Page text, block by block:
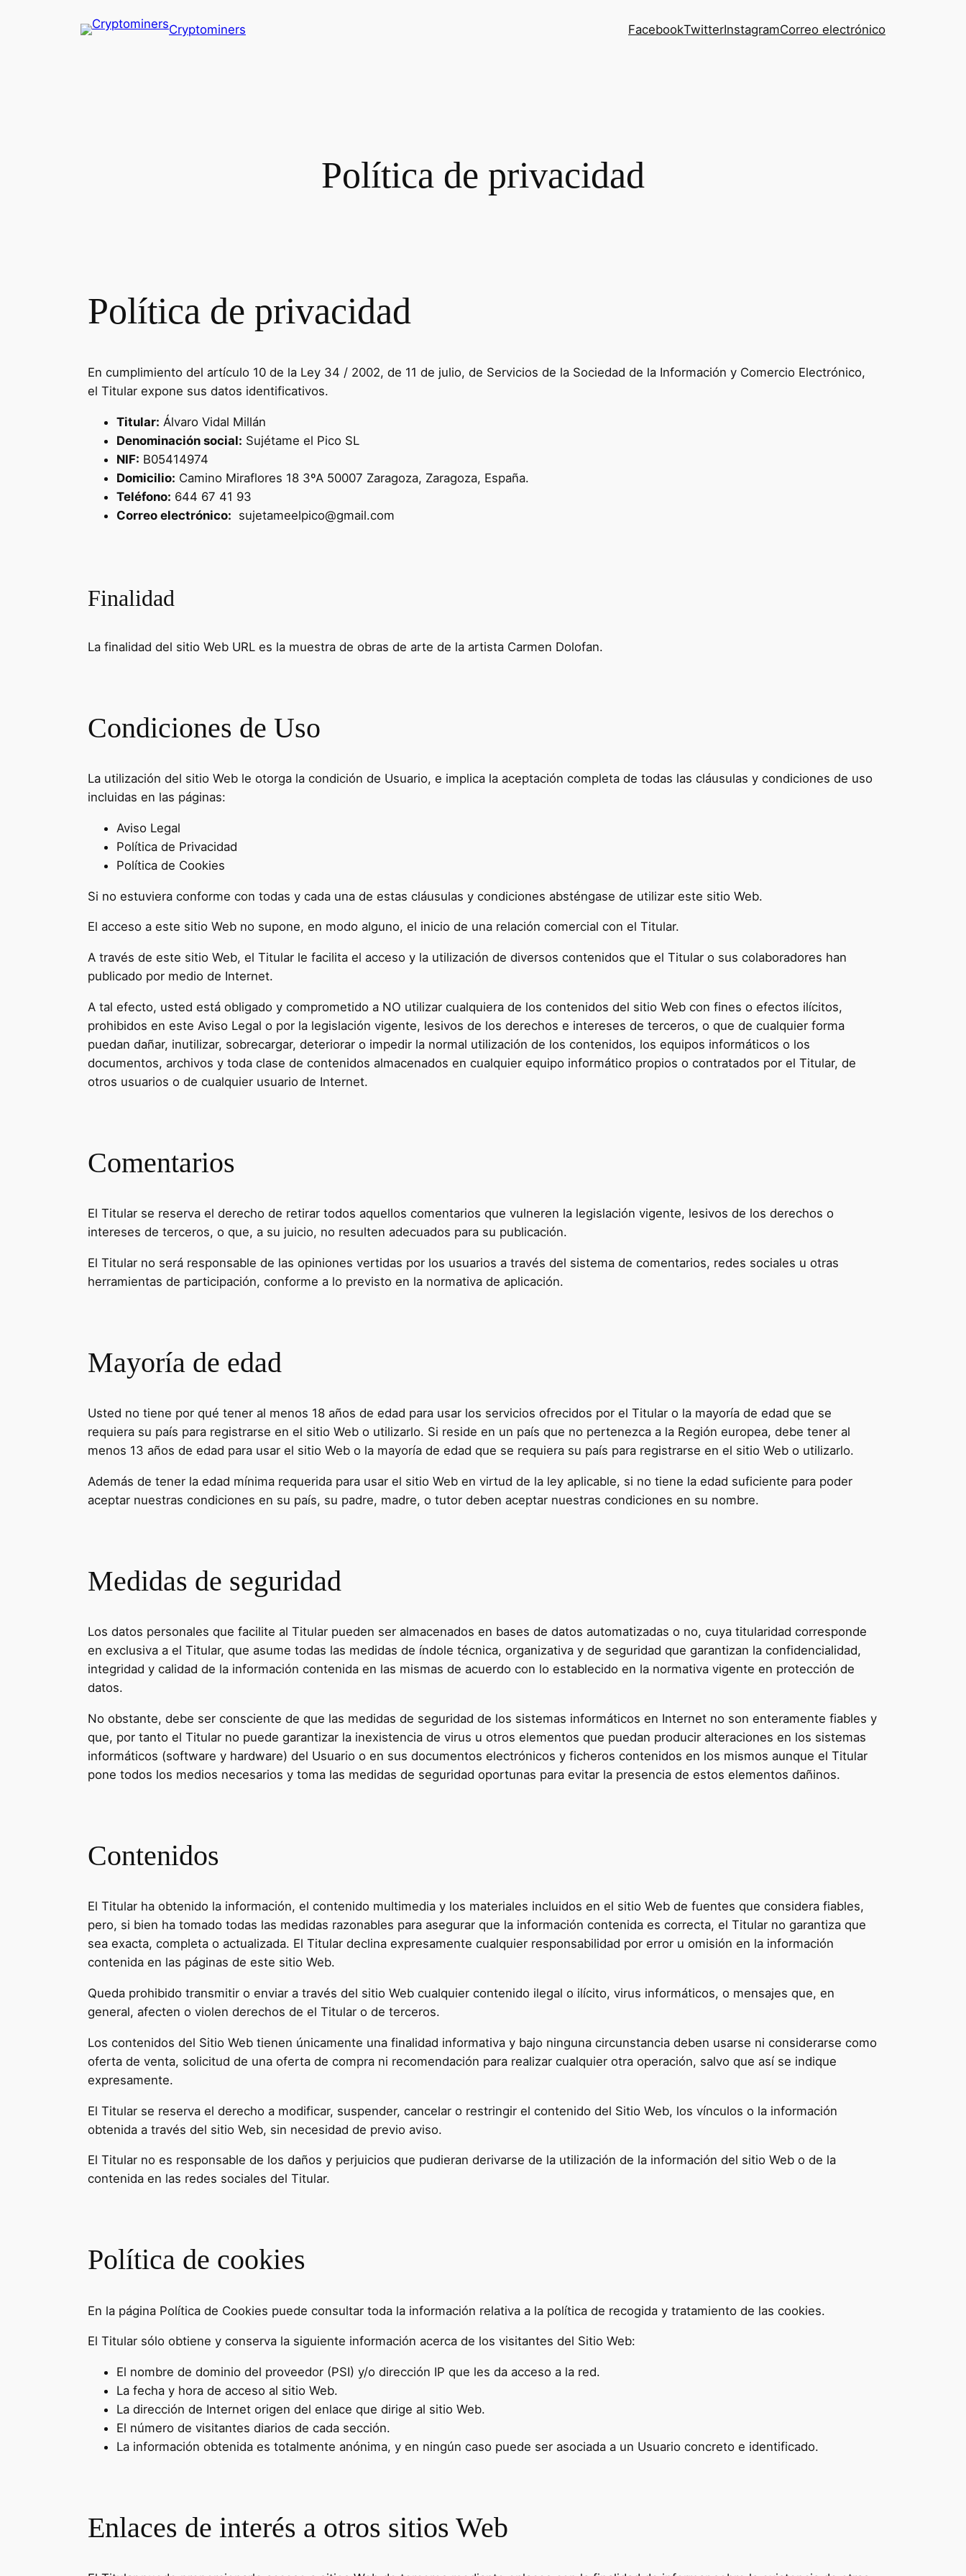
Cryptominers FacebookTwitterInstagramCorreo electrónico
Política de privacidad
Política de privacidad
En cumplimiento del artículo 10 de la Ley 34 / 2002, de 11 de julio, de Servicios de la Sociedad de la Información y Comercio Electrónico,
el Titular expone sus datos identificativos.
Titular: Álvaro Vidal Millán
Denominación social: Sujétame el Pico SL
NIF: B05414974
Domicilio: Camino Miraflores 18 3ºA 50007 Zaragoza, Zaragoza, España.
Teléfono: 644 67 41 93
Correo electrónico: sujetameelpico@gmail.com
Finalidad
La finalidad del sitio Web URL es la muestra de obras de arte de la artista Carmen Dolofan.
Condiciones de Uso
La utilización del sitio Web le otorga la condición de Usuario, e implica la aceptación completa de todas las cláusulas y condiciones de uso
incluidas en las páginas:
Aviso Legal
Política de Privacidad
Política de Cookies
Si no estuviera conforme con todas y cada una de estas cláusulas y condiciones absténgase de utilizar este sitio Web.
El acceso a este sitio Web no supone, en modo alguno, el inicio de una relación comercial con el Titular.
A través de este sitio Web, el Titular le facilita el acceso y la utilización de diversos contenidos que el Titular o sus colaboradores han
publicado por medio de Internet.
A tal efecto, usted está obligado y comprometido a NO utilizar cualquiera de los contenidos del sitio Web con fines o efectos ilícitos,
prohibidos en este Aviso Legal o por la legislación vigente, lesivos de los derechos e intereses de terceros, o que de cualquier forma
puedan dañar, inutilizar, sobrecargar, deteriorar o impedir la normal utilización de los contenidos, los equipos informáticos o los
documentos, archivos y toda clase de contenidos almacenados en cualquier equipo informático propios o contratados por el Titular, de
otros usuarios o de cualquier usuario de Internet.
Comentarios
El Titular se reserva el derecho de retirar todos aquellos comentarios que vulneren la legislación vigente, lesivos de los derechos o
intereses de terceros, o que, a su juicio, no resulten adecuados para su publicación.
El Titular no será responsable de las opiniones vertidas por los usuarios a través del sistema de comentarios, redes sociales u otras
herramientas de participación, conforme a lo previsto en la normativa de aplicación.
Mayoría de edad
Usted no tiene por qué tener al menos 18 años de edad para usar los servicios ofrecidos por el Titular o la mayoría de edad que se
requiera su país para registrarse en el sitio Web o utilizarlo. Si reside en un país que no pertenezca a la Región europea, debe tener al
menos 13 años de edad para usar el sitio Web o la mayoría de edad que se requiera su país para registrarse en el sitio Web o utilizarlo.
Además de tener la edad mínima requerida para usar el sitio Web en virtud de la ley aplicable, si no tiene la edad suficiente para poder
aceptar nuestras condiciones en su país, su padre, madre, o tutor deben aceptar nuestras condiciones en su nombre.
Medidas de seguridad
Los datos personales que facilite al Titular pueden ser almacenados en bases de datos automatizadas o no, cuya titularidad corresponde
en exclusiva a el Titular, que asume todas las medidas de índole técnica, organizativa y de seguridad que garantizan la confidencialidad,
integridad y calidad de la información contenida en las mismas de acuerdo con lo establecido en la normativa vigente en protección de
datos.
No obstante, debe ser consciente de que las medidas de seguridad de los sistemas informáticos en Internet no son enteramente fiables y
que, por tanto el Titular no puede garantizar la inexistencia de virus u otros elementos que puedan producir alteraciones en los sistemas
informáticos (software y hardware) del Usuario o en sus documentos electrónicos y ficheros contenidos en los mismos aunque el Titular
pone todos los medios necesarios y toma las medidas de seguridad oportunas para evitar la presencia de estos elementos dañinos.
Contenidos
El Titular ha obtenido la información, el contenido multimedia y los materiales incluidos en el sitio Web de fuentes que considera fiables,
pero, si bien ha tomado todas las medidas razonables para asegurar que la información contenida es correcta, el Titular no garantiza que
sea exacta, completa o actualizada. El Titular declina expresamente cualquier responsabilidad por error u omisión en la información
contenida en las páginas de este sitio Web.
Queda prohibido transmitir o enviar a través del sitio Web cualquier contenido ilegal o ilícito, virus informáticos, o mensajes que, en
general, afecten o violen derechos de el Titular o de terceros.
Los contenidos del Sitio Web tienen únicamente una finalidad informativa y bajo ninguna circunstancia deben usarse ni considerarse como
oferta de venta, solicitud de una oferta de compra ni recomendación para realizar cualquier otra operación, salvo que así se indique
expresamente.
El Titular se reserva el derecho a modificar, suspender, cancelar o restringir el contenido del Sitio Web, los vínculos o la información
obtenida a través del sitio Web, sin necesidad de previo aviso.
El Titular no es responsable de los daños y perjuicios que pudieran derivarse de la utilización de la información del sitio Web o de la
contenida en las redes sociales del Titular.
Política de cookies
En la página Política de Cookies puede consultar toda la información relativa a la política de recogida y tratamiento de las cookies.
El Titular sólo obtiene y conserva la siguiente información acerca de los visitantes del Sitio Web:
El nombre de dominio del proveedor (PSI) y/o dirección IP que les da acceso a la red.
La fecha y hora de acceso al sitio Web.
La dirección de Internet origen del enlace que dirige al sitio Web.
El número de visitantes diarios de cada sección.
La información obtenida es totalmente anónima, y en ningún caso puede ser asociada a un Usuario concreto e identificado.
Enlaces de interés a otros sitios Web